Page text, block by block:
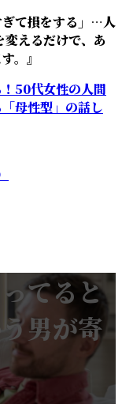
ぎて損をする」…人
えるだけで、あ
。』
てると
男が寄